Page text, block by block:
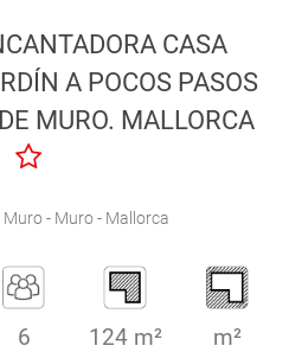
CASA
A POCOS PASOS
MURO. MALLORCA
Muro - Muro - Mallorca
6 124 m² m²